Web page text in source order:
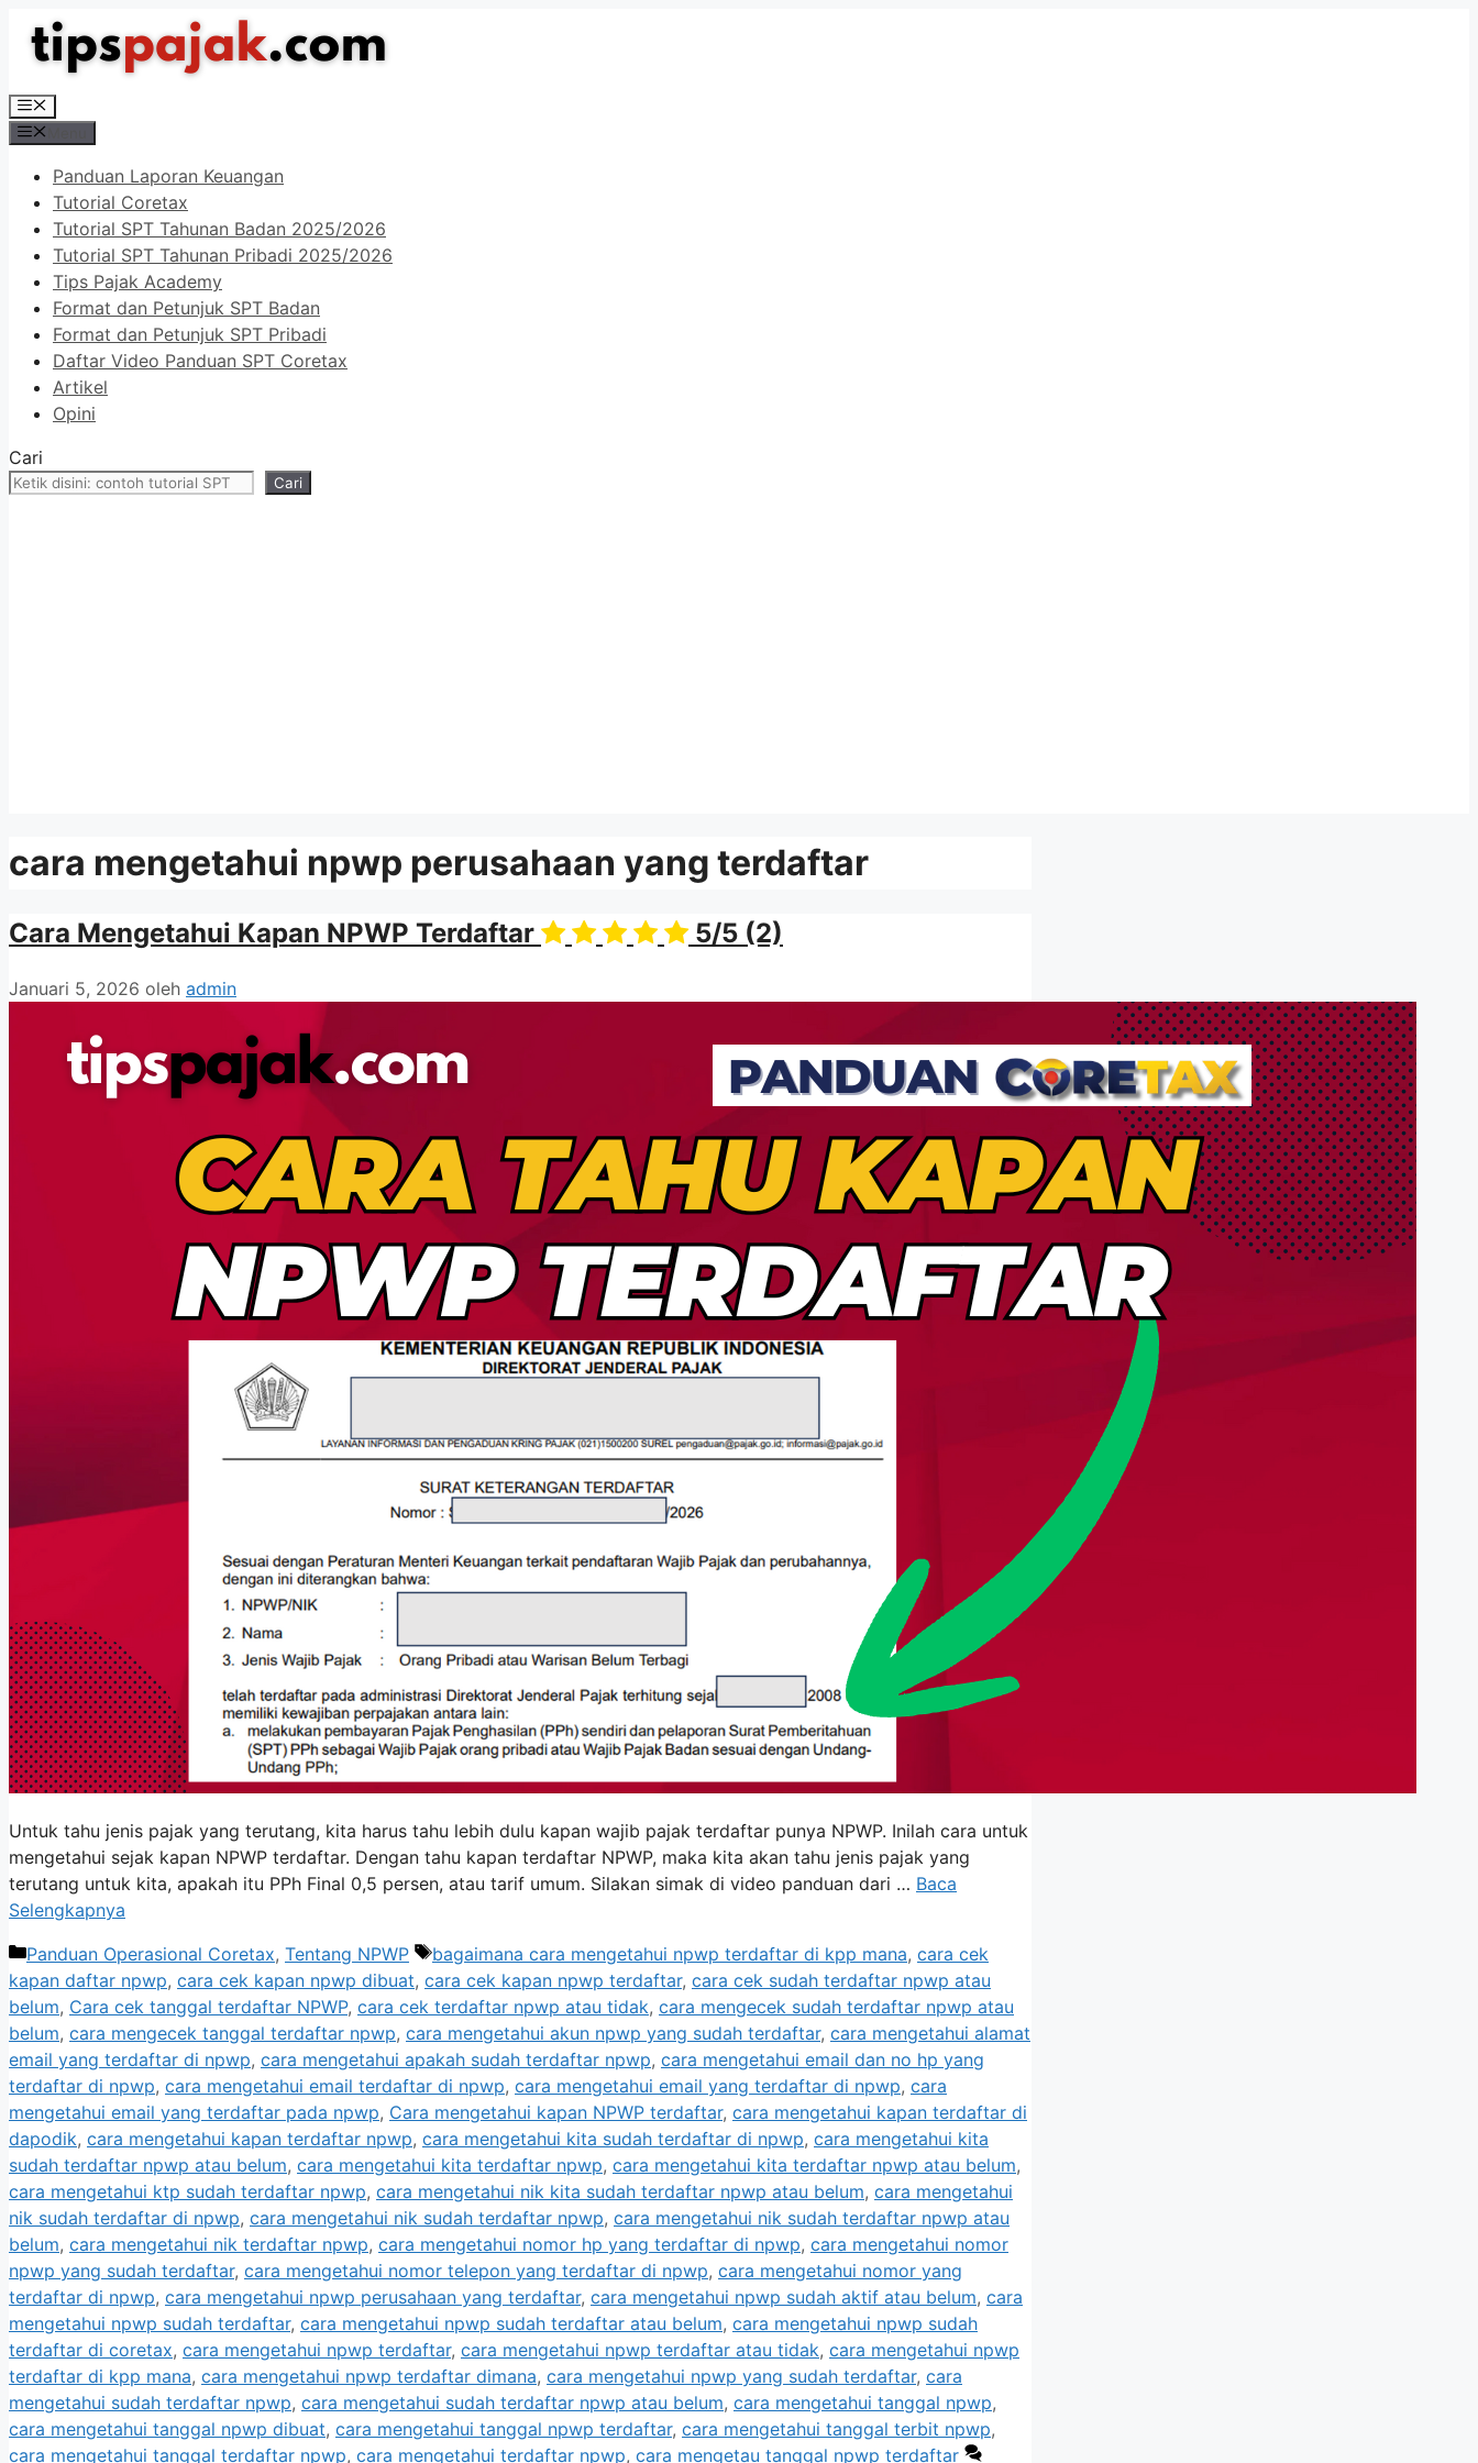
Langsung
Menu
Panduan Laporan Keuangan
Tutorial Coretax
Tutorial SPT Tahunan Badan 2025/2026
Tutorial SPT Tahunan Pribadi 2025/2026
Tips Pajak Academy
Format dan Petunjuk SPT Badan
Format dan Petunjuk SPT Pribadi
Daftar Video Panduan SPT Coretax
Artikel
Opini
Cari
Cari
cara mengetahui npwp perusahaan yang terdaftar
Cara Mengetahui Kapan NPWP Terdaftar 5/5 (2)
Januari 5, 2026 oleh admin
Untuk tahu jenis pajak yang terutang, kita harus tahu lebih dulu kapan wajib pajak terdaftar punya NPWP. Inilah cara untuk
mengetahui sejak kapan NPWP terdaftar. Dengan tahu kapan terdaftar NPWP, maka kita akan tahu jenis pajak yang
terutang untuk kita, apakah itu PPh Final 0,5 persen, atau tarif umum. Silakan simak di video panduan dari … Baca
Selengkapnya
Kategori
Panduan Operasional Coretax, Tentang NPWP Tag
bagaimana cara mengetahui npwp terdaftar di kpp mana, cara cek
kapan daftar npwp, cara cek kapan npwp dibuat, cara cek kapan npwp terdaftar, cara cek sudah terdaftar npwp atau
belum, Cara cek tanggal terdaftar NPWP, cara cek terdaftar npwp atau tidak, cara mengecek sudah terdaftar npwp atau
belum, cara mengecek tanggal terdaftar npwp, cara mengetahui akun npwp yang sudah terdaftar, cara mengetahui alamat
email yang terdaftar di npwp, cara mengetahui apakah sudah terdaftar npwp, cara mengetahui email dan no hp yang
terdaftar di npwp, cara mengetahui email terdaftar di npwp, cara mengetahui email yang terdaftar di npwp, cara
mengetahui email yang terdaftar pada npwp, Cara mengetahui kapan NPWP terdaftar, cara mengetahui kapan terdaftar di
dapodik, cara mengetahui kapan terdaftar npwp, cara mengetahui kita sudah terdaftar di npwp, cara mengetahui kita
sudah terdaftar npwp atau belum, cara mengetahui kita terdaftar npwp, cara mengetahui kita terdaftar npwp atau belum,
cara mengetahui ktp sudah terdaftar npwp, cara mengetahui nik kita sudah terdaftar npwp atau belum, cara mengetahui
nik sudah terdaftar di npwp, cara mengetahui nik sudah terdaftar npwp, cara mengetahui nik sudah terdaftar npwp atau
belum, cara mengetahui nik terdaftar npwp, cara mengetahui nomor hp yang terdaftar di npwp, cara mengetahui nomor
npwp yang sudah terdaftar, cara mengetahui nomor telepon yang terdaftar di npwp, cara mengetahui nomor yang
terdaftar di npwp, cara mengetahui npwp perusahaan yang terdaftar, cara mengetahui npwp sudah aktif atau belum, cara
mengetahui npwp sudah terdaftar, cara mengetahui npwp sudah terdaftar atau belum, cara mengetahui npwp sudah
terdaftar di coretax, cara mengetahui npwp terdaftar, cara mengetahui npwp terdaftar atau tidak, cara mengetahui npwp
terdaftar di kpp mana, cara mengetahui npwp terdaftar dimana, cara mengetahui npwp yang sudah terdaftar, cara
mengetahui sudah terdaftar npwp, cara mengetahui sudah terdaftar npwp atau belum, cara mengetahui tanggal npwp,
cara mengetahui tanggal npwp dibuat, cara mengetahui tanggal npwp terdaftar, cara mengetahui tanggal terbit npwp,
cara mengetahui tanggal terdaftar npwp, cara mengetahui terdaftar npwp, cara mengetau tanggal npwp terdaftar